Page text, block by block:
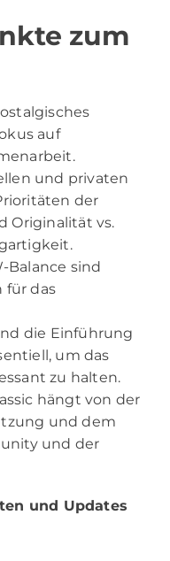
zum
auf
und privaten
der
Originalität vs.
Balance sind
für das
die Einführung
um das
zu halten.
hängt von der
und dem
und der
und Updates